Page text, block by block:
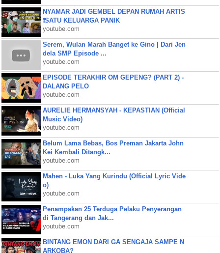
NYAMAR JADI GEMBEL DEPAN RUMAH ARTIS
❗SATU KELUARGA PANIK
youtube.com
Serem, Wulan Marah Banget ke Gino | Dari Jen
dela SMP Episode ...
youtube.com
EPISODE TERAKHIR OM GEPENG? (PART 2) -
DALANG PELO
youtube.com
AURELIE HERMANSYAH - KEPASTIAN (Official
Music Video)
youtube.com
Belum Lama Bebas, Bos Preman Jakarta John
Kei Kembali Ditangk...
youtube.com
Mahen - Luka Yang Kurindu (Official Lyric Vide
o)
youtube.com
Penampakan 25 Terduga Pelaku Penyerangan
di Tangerang dan Jak...
youtube.com
BINTANG EMON DARI GA SENGAJA SAMPE N
ARKOBA?